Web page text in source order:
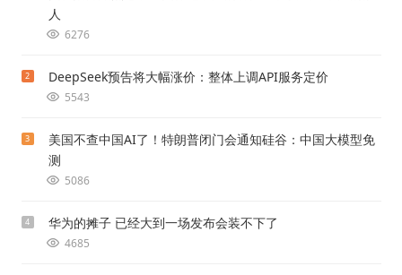
人
6276
2 DeepSeek预告将大幅涨价：整体上调API服务定价
5543
3
美国不查中国AI了！特朗普闭门会通知硅谷：中国大模型免
测
5086
4 华为的摊子 已经大到一场发布会装不下了
4685